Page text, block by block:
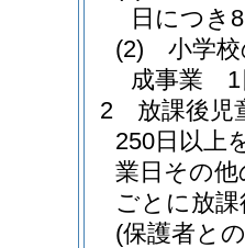
日につき
(2)
小学
成事業 1
2
放課後児
250日以上
業日その他
ごとに放
(保護者と